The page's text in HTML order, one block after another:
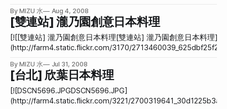
了點，可是很方便！就要我也用這個方法做一個他們的案子。
因為是新工作的關係，我又陷入新工作的熱戀期，所以我非常
用心，絕不允許之前用Xoops做爛(指原始碼亂)的情況發生。
這次我重拾了很久沒碰的Joomla!。 但後來在山洞裡面遇到兩
位程式設計師，他們在知道我是用這種開放原始碼的系統之
後，分別兩次痛痛地攻擊我。 一個是跟我說用開放原始碼接
案是犯法的，雖然我只會害到公司，個人應該沒事，但這仍舊
是很不應該的。他叫我要清楚地讓老闆知道我在幹這種有風險
的事情，不希望到時老闆有被騙的感覺。(鄭重聲明：用Open
Sour
花水木 的 小春日本料理")看起來網友對｢[小春日本料理]
(http://0rz.tw/5f4yc)」的評價不一，但不管是因為配空氣吃的關
係，或是因為我腸胃炎外加感冒發燒所以味覺有問題，總之，昨
小春真的好好吃！ 昨天重大的事情應該是BoF，但我實在不想提了，
令生魚片」、「鮭魚生魚片」和「綜合生魚片」各一份。 第二盤，
這是跟師傅說要鮭魚生魚片五份和旗魚(?)生魚片一份，不太確定
但是結論是無論菜單上你寫幾份，
By MIZU 水 Aug 4, 2008
[雙連站] 瀧乃園創意日本料理
[![[雙連站] 瀧乃園創意日本料理[雙連站] 瀧乃園創意日本料理]
(http://farm4.static.flickr.com/3170/
上 花水木 的 [雙連站] 瀧乃園創意日本料理")前幾天跟國中同學吃
的，這家店在雙連站附近的巷子裡，店裡很舒服。 握壽司，其中鮭
魚握壽司的鮭魚份量真大，吃起來非常非常滿足。 鮭魚炒飯，正常
好吃。 天婦羅，配烏龍麵吃，大家是會把炸蝦放進烏龍麵的湯裡
By MIZU 水 Jul 31, 2008
[台北] 欣葉日本料理
[![DSCN5696.JPGDSCN5696.JPG]
(http://farm4.static.flickr.com/3221/